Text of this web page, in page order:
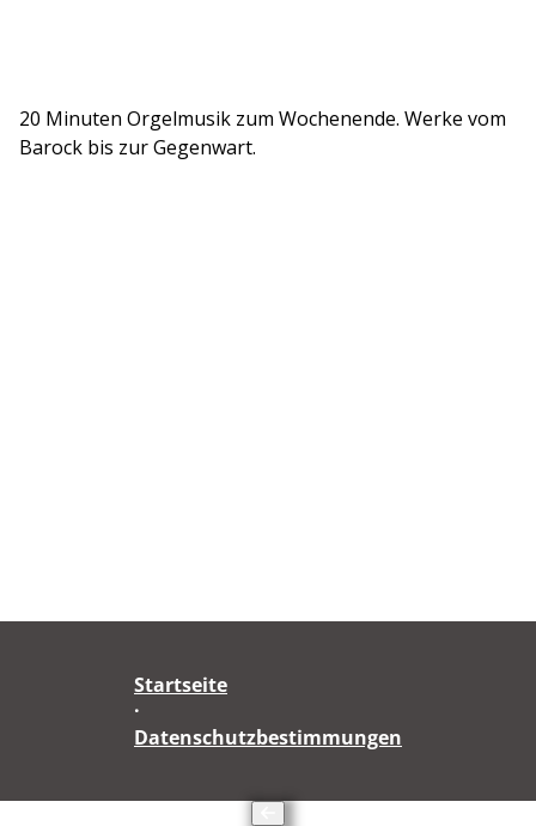
20 Minuten Orgelmusik zum Wochenende. Werke vom
Barock bis zur Gegenwart.
Startseite
·
Datenschutzbestimmungen